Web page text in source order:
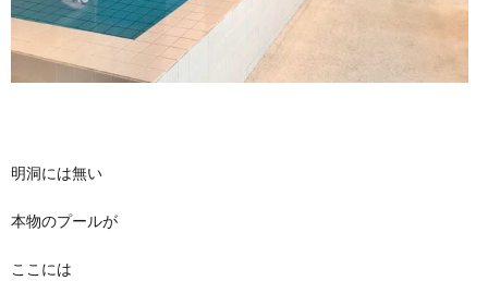
明洞には無い
本物のプールが
ここには